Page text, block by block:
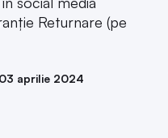
Returnare (pe
03 aprilie 2024